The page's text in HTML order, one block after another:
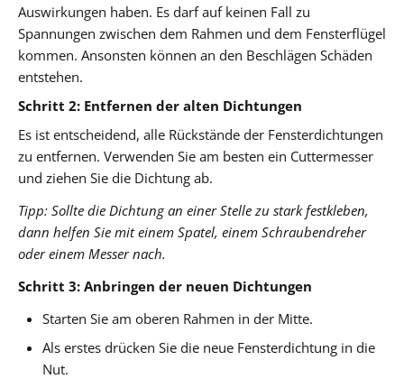
Auswirkungen haben. Es darf auf keinen Fall zu
Spannungen zwischen dem Rahmen und dem Fensterflügel
kommen. Ansonsten können an den Beschlägen Schäden
entstehen.
Schritt 2: Entfernen der alten Dichtungen
Es ist entscheidend, alle Rückstände der Fensterdichtungen
zu entfernen. Verwenden Sie am besten ein Cuttermesser
und ziehen Sie die Dichtung ab.
Tipp: Sollte die Dichtung an einer Stelle zu stark festkleben,
dann helfen Sie mit einem Spatel, einem Schraubendreher
oder einem Messer nach.
Schritt 3: Anbringen der neuen Dichtungen
Starten Sie am oberen Rahmen in der Mitte.
Als erstes drücken Sie die neue Fensterdichtung in die
Nut.